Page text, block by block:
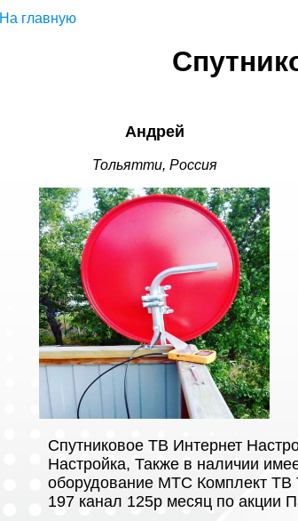
На главную
Андрей
Тольятти, Россия
Спутниковое ТВ Интернет
Настройка, Также в наличии
оборудование МТС Комплект ТВ
197 канал 125р месяц по акции